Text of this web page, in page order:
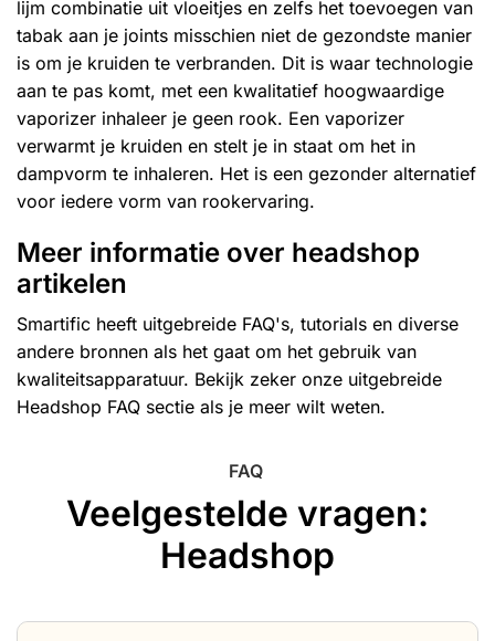
lijm combinatie uit vloeitjes en zelfs het toevoegen van
tabak aan je joints misschien niet de gezondste manier
is om je kruiden te verbranden. Dit is waar technologie
aan te pas komt, met een kwalitatief hoogwaardige
vaporizer inhaleer je geen rook. Een vaporizer
verwarmt je kruiden en stelt je in staat om het in
dampvorm te inhaleren. Het is een gezonder alternatief
voor iedere vorm van rookervaring.
Meer informatie over headshop
artikelen
Smartific heeft uitgebreide FAQ's, tutorials en diverse
andere bronnen als het gaat om het gebruik van
kwaliteitsapparatuur. Bekijk zeker onze uitgebreide
Headshop FAQ sectie als je meer wilt weten.
FAQ
Veelgestelde vragen:
Headshop